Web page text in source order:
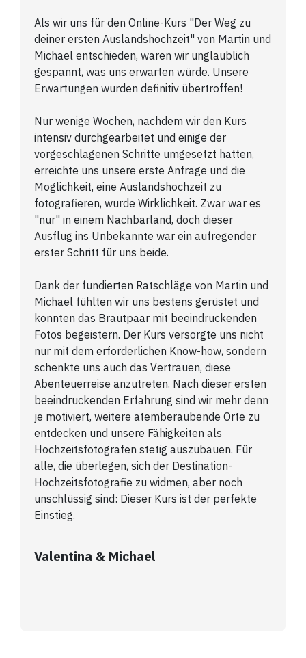
Als wir uns für den Online-Kurs "Der Weg zu
deiner ersten Auslandshochzeit" von Martin und
Michael entschieden, waren wir unglaublich
gespannt, was uns erwarten würde. Unsere
Erwartungen wurden definitiv übertroffen!
Nur wenige Wochen, nachdem wir den Kurs
intensiv durchgearbeitet und einige der
vorgeschlagenen Schritte umgesetzt hatten,
erreichte uns unsere erste Anfrage und die
Möglichkeit, eine Auslandshochzeit zu
fotografieren, wurde Wirklichkeit. Zwar war es
"nur" in einem Nachbarland, doch dieser
Ausflug ins Unbekannte war ein aufregender
erster Schritt für uns beide.
Dank der fundierten Ratschläge von Martin und
Michael fühlten wir uns bestens gerüstet und
konnten das Brautpaar mit beeindruckenden
Fotos begeistern. Der Kurs versorgte uns nicht
nur mit dem erforderlichen Know-how, sondern
schenkte uns auch das Vertrauen, diese
Abenteuerreise anzutreten. Nach dieser ersten
beeindruckenden Erfahrung sind wir mehr denn
je motiviert, weitere atemberaubende Orte zu
entdecken und unsere Fähigkeiten als
Hochzeitsfotografen stetig auszubauen. Für
alle, die überlegen, sich der Destination-
Hochzeitsfotografie zu widmen, aber noch
unschlüssig sind: Dieser Kurs ist der perfekte
Einstieg.
Valentina & Michael